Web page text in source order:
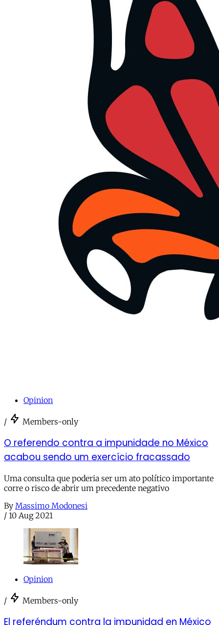
Opinion
/ Members-only
O referendo contra a impunidade no México
acabou sendo um exercício fracassado
Uma consulta que poderia ser um ato político importante
corre o risco de abrir um precedente negativo
By Massimo Modonesi
/ 10 Aug 2021
Opinion
/ Members-only
El referéndum contra la impunidad en México